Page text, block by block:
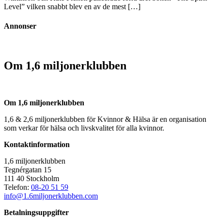
Level” vilken snabbt blev en av de mest […]
Annonser
Om 1,6 miljonerklubben
Om 1,6 miljonerklubben
1,6 & 2,6 miljonerklubben för Kvinnor & Hälsa är en organisation
som verkar för hälsa och livskvalitet för alla kvinnor.
Kontaktinformation
1,6 miljonerklubben
Tegnérgatan 15
111 40 Stockholm
Telefon: 08-20 51 59
info@1.6miljonerklubben.com
Betalningsuppgifter